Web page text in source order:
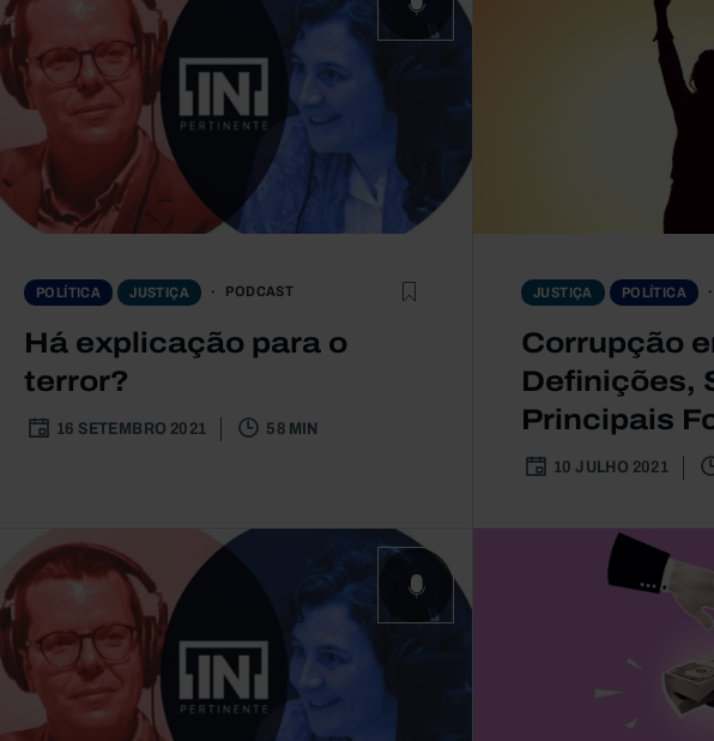
POLÍTICA JUSTIÇA PODCAST
Há explicação para o
terror?
16 SETEMBRO 2021 58 MIN
JUSTIÇA POLÍTICA
Corrupção
Definições,
Principais
10 JULHO 2021